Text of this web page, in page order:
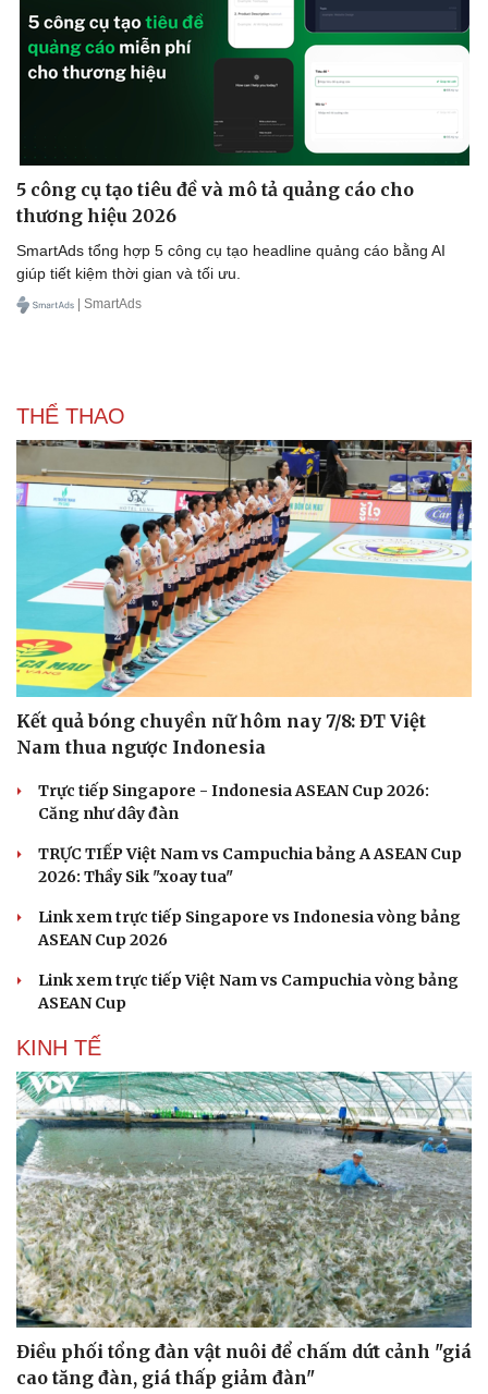
Văn hóa
Văn học
Âm nhạc
Giải trí
Thời trang
5 công cụ tạo tiêu đề và mô tả quảng cáo cho
thương hiệu 2026
SmartAds tổng hợp 5 công cụ tạo headline quảng cáo bằng AI
giúp tiết kiệm thời gian và tối ưu.
| SmartAds
THỂ THAO
Kết quả bóng chuyền nữ hôm nay 7/8: ĐT Việt
Nam thua ngược Indonesia
Trực tiếp Singapore - Indonesia ASEAN Cup 2026:
Căng như dây đàn
TRỰC TIẾP Việt Nam vs Campuchia bảng A ASEAN Cup
2026: Thầy Sik "xoay tua"
Link xem trực tiếp Singapore vs Indonesia vòng bảng
ASEAN Cup 2026
Link xem trực tiếp Việt Nam vs Campuchia vòng bảng
ASEAN Cup
KINH TẾ
Điều phối tổng đàn vật nuôi để chấm dứt cảnh "giá
cao tăng đàn, giá thấp giảm đàn"